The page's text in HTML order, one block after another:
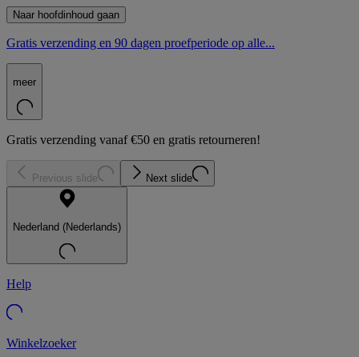
Naar hoofdinhoud gaan
Gratis verzending en 90 dagen proefperiode op alle...
meer
Gratis verzending vanaf €50 en gratis retourneren!
Previous slide Next slide
Nederland (Nederlands)
Help
Winkelzoeker